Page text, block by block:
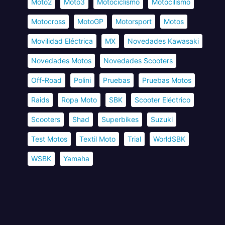
Moto2 Moto3 Motociclismo Motocilismo
Motocross MotoGP Motorsport Motos
Movilidad Eléctrica MX Novedades Kawasaki
Novedades Motos Novedades Scooters
Off-Road Polini Pruebas Pruebas Motos
Raids Ropa Moto SBK Scooter Eléctrico
Scooters Shad Superbikes Suzuki
Test Motos Textil Moto Trial WorldSBK
WSBK Yamaha